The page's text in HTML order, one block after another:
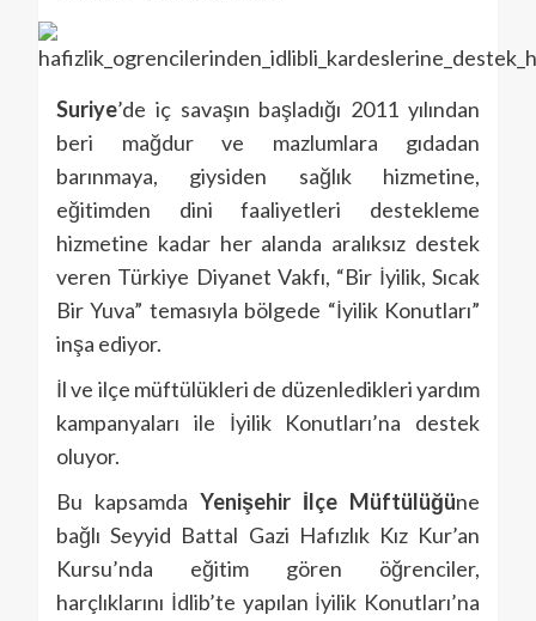
Suriye’de iç savaşın başladığı 2011 yılından
beri mağdur ve mazlumlara gıdadan
barınmaya, giysiden sağlık hizmetine,
eğitimden dini faaliyetleri destekleme
hizmetine kadar her alanda aralıksız destek
veren Türkiye Diyanet Vakfı, “Bir İyilik, Sıcak
Bir Yuva” temasıyla bölgede “İyilik Konutları”
inşa ediyor.
İl ve ilçe müftülükleri de düzenledikleri yardım
kampanyaları ile İyilik Konutları’na destek
oluyor.
Bu kapsamda Yenişehir İlçe Müftülüğüne
bağlı Seyyid Battal Gazi Hafızlık Kız Kur’an
Kursu’nda eğitim gören öğrenciler,
harçlıklarını İdlib’te yapılan İyilik Konutları’na